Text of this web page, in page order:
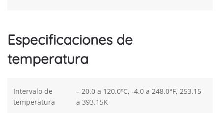
Especificaciones de
temperatura
Intervalo de
temperatura
– 20.0 a 120.0ºC, -4.0 a 248.0°F, 253.15
a 393.15K